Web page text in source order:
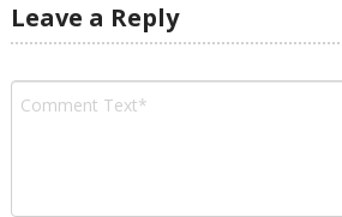
Leave a Reply